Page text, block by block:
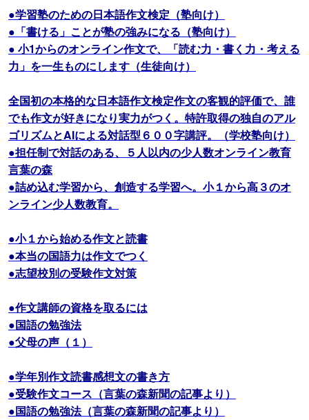
●学習塾のための日本語作文検定（塾向け）
●「書ける」ことが塾の強みになる（塾向け）
● 小1からのオンライン作文で、「読む力・書く力・考える
力」を一生ものにします（生徒向け）
全国初の本格的な日本語作文検定作文の客観的評価で、誰
でも作文が好きになり実力がつく。特許取得の独自のアル
ゴリズムとAIによる対話型６００字講評。（学校塾向け）
●担任制で対話のある、５人以内の少人数オンライン教育
言葉の森
●詰め込む学習から、創造する学習へ。小１から高３のオ
ンライン少人数教育。
●小１から始める作文と読書
●本当の国語力は作文でつく
●志望校別の受験作文対策
●作文講師の資格を取るには
●国語の勉強法
●父母の声（１）
●学年別作文読書感想文の書き方
●受験作文コース（言葉の森新聞の記事より）
●国語の勉強法（言葉の森新聞の記事より）